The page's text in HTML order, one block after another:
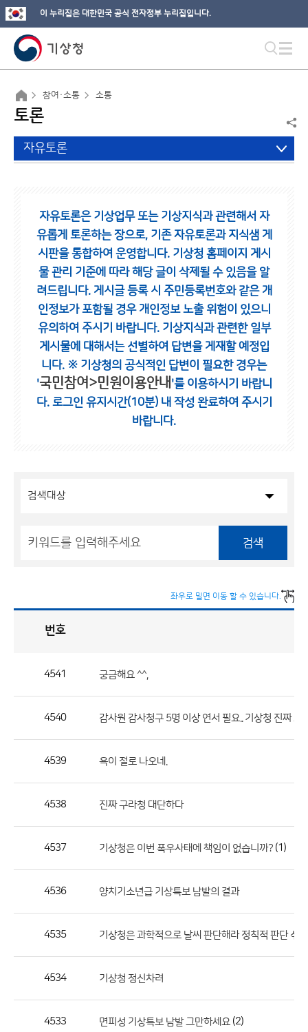
이 누리집은 대한민국 공식 전자정부 누리집입니다.
참여·소통 소통
토론
자유토론
자유토론은 기상업무 또는 기상지식과 관련해서 자
유롭게 토론하는 장으로, 기존 자유토론과 지식샘 게
시판을 통합하여 운영합니다. 기상청 홈페이지 게시
물 관리 기준에 따라 해당 글이 삭제될 수 있음을 알
려드립니다. 게시글 등록 시 주민등록번호와 같은 개
인정보가 포함될 경우 개인정보 노출 위험이 있으니
유의하여 주시기 바랍니다. 기상지식과 관련한 일부
게시물에 대해서는 선별하여 답변을 게재할 예정입
니다. ※ 기상청의 공식적인 답변이 필요한 경우는
'국민참여>민원이용안내 '를 이용하시기 바랍니
다. 로그인 유지시간(10분) 내 작성 완료하여 주시기
바랍니다.
검색
좌우로 밀면 이동 할 수 있습니다.
론
호,
록
번호
4541 궁금해요 ^^,
4540 감사원 감사청구 5명 이상 연서 필요.. 기상청 진짜 조
4539 욕이 절로 나오네.
4538 진짜 구라청 대단하다
4537 기상청은 이번 폭우사태에 책임이 없습니까? (1)
4536 양치기소년급 기상특보 남발의 결과
4535 기상청은 과학적으로 날씨 판단해라 정칙적 판단 섞
4534 기상청 정신차려
4533 면피성 기상특보 남발 그만하세요 (2)